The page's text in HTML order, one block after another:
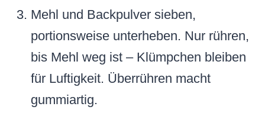
Mehl und Backpulver sieben,
portionsweise unterheben. Nur rühren,
bis Mehl weg ist – Klümpchen bleiben
für Luftigkeit. Überrühren macht
gummiartig.